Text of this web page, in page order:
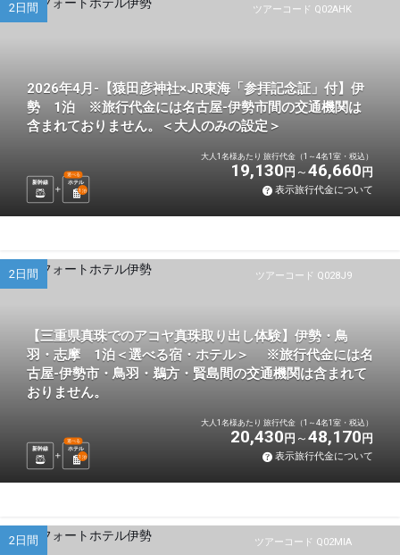
ツアーコード Q02AHK
2日間
2026年4月-【猿田彦神社×JR東海「参拝記念証」付】伊
勢 1泊 ※旅行代金には名古屋-伊勢市間の交通機関は
含まれておりません。＜大人のみの設定＞
新幹線 ホテル
選べる
1 泊
大人1名様あたり 旅行代金（1～4名1室・税込）
19,130 円 46,660 円
表示旅行代金について
ツアーコード Q028J9
2日間
【三重県真珠でのアコヤ真珠取り出し体験】伊勢・鳥
羽・志摩 1泊＜選べる宿・ホテル＞ ※旅行代金には名
古屋-伊勢市・鳥羽・鵜方・賢島間の交通機関は含まれて
おりません。
新幹線 ホテル
選べる
1 泊
大人1名様あたり 旅行代金（1～4名1室・税込）
20,430 円 48,170 円
表示旅行代金について
ツアーコード Q02MIA
2日間